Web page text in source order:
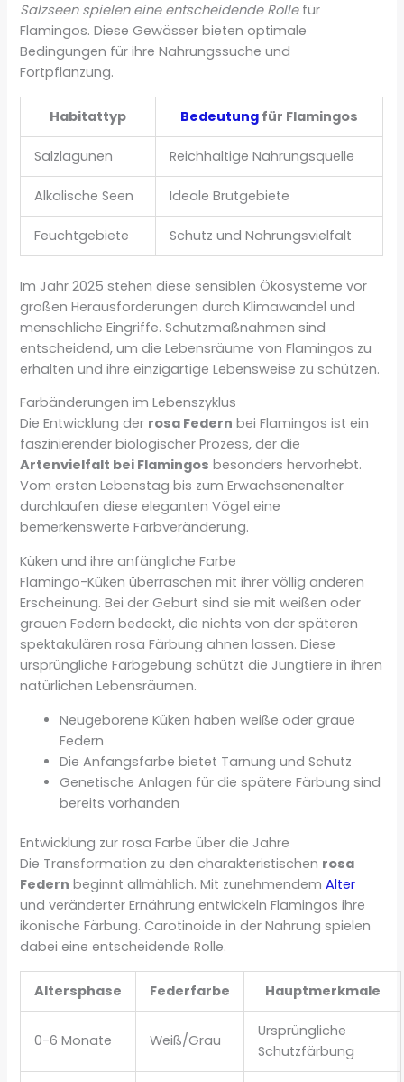
Salzseen spielen eine entscheidende Rollefür
Flamingos. Diese Gewässer bieten optimale
Bedingungen für ihre Nahrungssuche und
Fortpflanzung.
Habitattyp Bedeutung für Flamingos
Salzlagunen Reichhaltige Nahrungsquelle
Alkalische Seen Ideale Brutgebiete
Feuchtgebiete Schutz und Nahrungsvielfalt
Im Jahr 2025 stehen diese sensiblen Ökosysteme vor
großen Herausforderungen durch Klimawandel und
menschliche Eingriffe. Schutzmaßnahmen sind
entscheidend, um die Lebensräume von Flamingos zu
erhalten und ihre einzigartige Lebensweise zu schützen.
Farbänderungen im Lebenszyklus
Die Entwicklung der rosa Federn bei Flamingos ist ein
faszinierender biologischer Prozess, der die
Artenvielfalt bei Flamingos besonders hervorhebt.
Vom ersten Lebenstag bis zum Erwachsenenalter
durchlaufen diese eleganten Vögel eine
bemerkenswerte Farbveränderung.
Küken und ihre anfängliche Farbe
Flamingo-Küken überraschen mit ihrer völlig anderen
Erscheinung. Bei der Geburt sind sie mit weißen oder
grauen Federn bedeckt, die nichts von der späteren
spektakulären rosa Färbung ahnen lassen. Diese
ursprüngliche Farbgebung schützt die Jungtiere in ihren
natürlichen Lebensräumen.
Neugeborene Küken haben weiße oder graue
Federn
Die Anfangsfarbe bietet Tarnung und Schutz
Genetische Anlagen für die spätere Färbung sind
bereits vorhanden
Entwicklung zur rosa Farbe über die Jahre
Die Transformation zu den charakteristischen rosa
Federn beginnt allmählich. Mit zunehmendemAlter
und veränderter Ernährung entwickeln Flamingos ihre
ikonische Färbung. Carotinoide in der Nahrung spielen
dabei eine entscheidende Rolle.
Altersphase Federfarbe Hauptmerkmale
0-6 Monate Weiß/Grau
Ursprüngliche
Schutzfärbung